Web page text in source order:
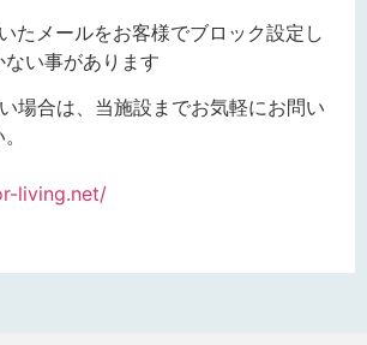
たメールをお客様でブロック設定し
い事があります
場合は、当施設までお気軽にお問い
living.net/